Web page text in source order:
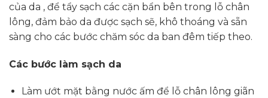
của da , để tẩy sạch các cặn bẩn bên trong lỗ chân
lông, đảm bảo da được sạch sẽ, khô thoáng và sẵn
sàng cho các bước chăm sóc da ban đêm tiếp theo.
Các bước làm sạch da
Làm ướt mặt bằng nước ấm để lỗ chân lông giãn